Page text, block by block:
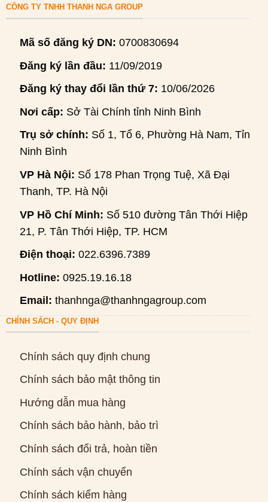
CÔNG TY TNHH THANH NGA GROUP
Mã số đăng ký DN: 0700830694
Đăng ký lần đầu: 11/09/2019
Đăng ký thay đổi lần thứ 7: 10/06/2026
Nơi cấp: Sở Tài Chính tỉnh Ninh Bình
Trụ sở chính: Số 1, Tổ 6, Phường Hà Nam, Tỉnh
Ninh Bình
VP Hà Nội: Số 178 Phan Trọng Tuệ, Xã Đại
Thanh, TP. Hà Nội
VP Hồ Chí Minh: Số 510 đường Tân Thới Hiệp
21, P. Tân Thới Hiệp, TP. HCM
Điện thoại: 022.6396.7389
Hotline: 0925.19.16.18
Email: thanhnga@thanhngagroup.com
CHÍNH SÁCH - QUY ĐỊNH
Chính sách quy định chung
Chính sách bảo mật thông tin
Hướng dẫn mua hàng
Chính sách bảo hành, bảo trì
Chính sách đổi trả, hoàn tiền
Chính sách vận chuyển
Chính sách kiểm hàng